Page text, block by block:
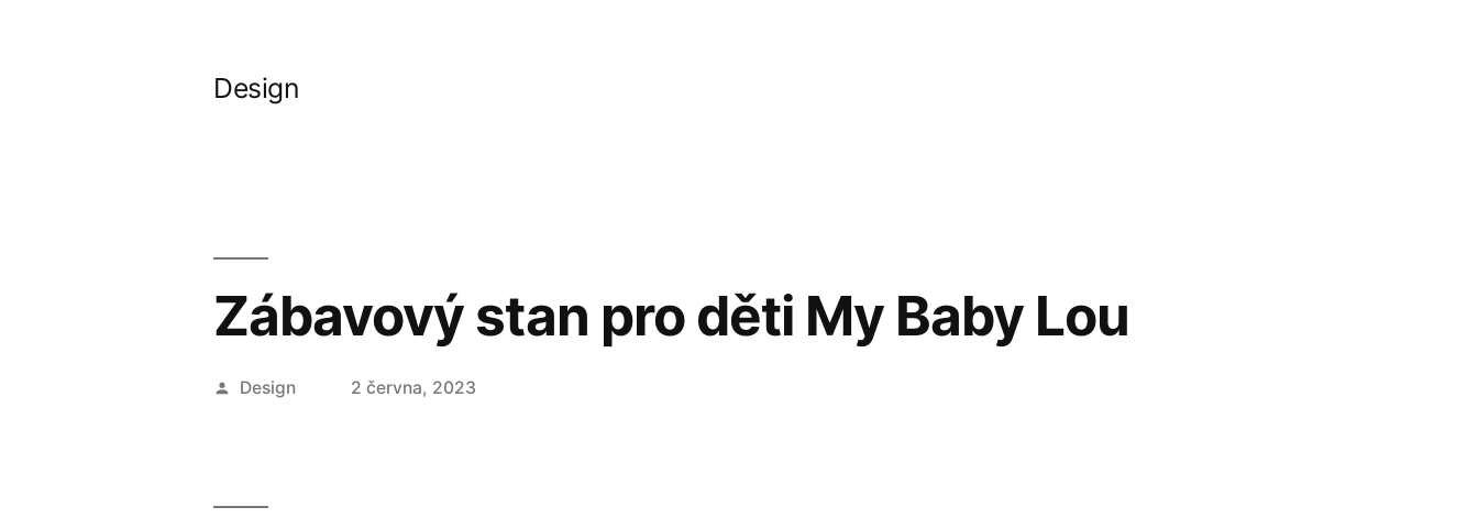
Design
Zábavový stan pro děti My Baby Lou
Autor
Design 2 června, 2023